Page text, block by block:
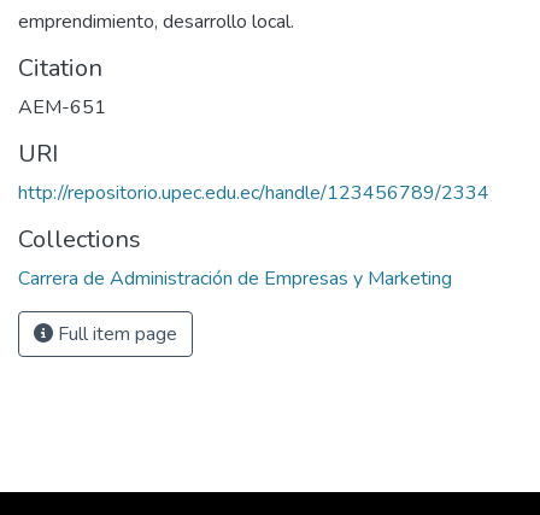
emprendimiento, desarrollo local.
Citation
AEM-651
URI
http://repositorio.upec.edu.ec/handle/123456789/2334
Collections
Carrera de Administración de Empresas y Marketing
Full item page